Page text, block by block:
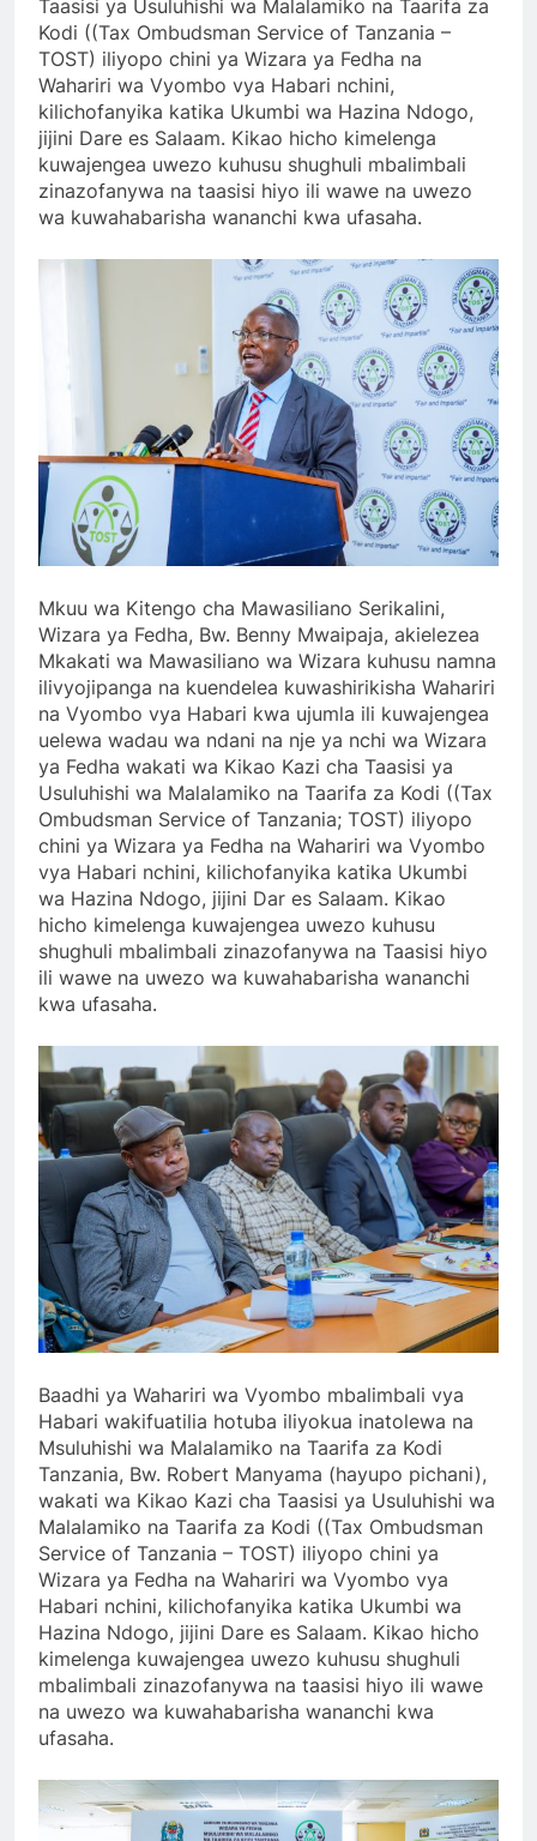
Taasisi ya Usuluhishi wa Malalamiko na Taarifa za
Kodi ((Tax Ombudsman Service of Tanzania –
TOST) iliyopo chini ya Wizara ya Fedha na
Wahariri wa Vyombo vya Habari nchini,
kilichofanyika katika Ukumbi wa Hazina Ndogo,
jijini Dare es Salaam. Kikao hicho kimelenga
kuwajengea uwezo kuhusu shughuli mbalimbali
zinazofanywa na taasisi hiyo ili wawe na uwezo
wa kuwahabarisha wananchi kwa ufasaha.
Mkuu wa Kitengo cha Mawasiliano Serikalini,
Wizara ya Fedha, Bw. Benny Mwaipaja, akielezea
Mkakati wa Mawasiliano wa Wizara kuhusu namna
ilivyojipanga na kuendelea kuwashirikisha Wahariri
na Vyombo vya Habari kwa ujumla ili kuwajengea
uelewa wadau wa ndani na nje ya nchi wa Wizara
ya Fedha wakati wa Kikao Kazi cha Taasisi ya
Usuluhishi wa Malalamiko na Taarifa za Kodi ((Tax
Ombudsman Service of Tanzania; TOST) iliyopo
chini ya Wizara ya Fedha na Wahariri wa Vyombo
vya Habari nchini, kilichofanyika katika Ukumbi
wa Hazina Ndogo, jijini Dar es Salaam. Kikao
hicho kimelenga kuwajengea uwezo kuhusu
shughuli mbalimbali zinazofanywa na Taasisi hiyo
ili wawe na uwezo wa kuwahabarisha wananchi
kwa ufasaha.
Baadhi ya Wahariri wa Vyombo mbalimbali vya
Habari wakifuatilia hotuba iliyokua inatolewa na
Msuluhishi wa Malalamiko na Taarifa za Kodi
Tanzania, Bw. Robert Manyama (hayupo pichani),
wakati wa Kikao Kazi cha Taasisi ya Usuluhishi wa
Malalamiko na Taarifa za Kodi ((Tax Ombudsman
Service of Tanzania – TOST) iliyopo chini ya
Wizara ya Fedha na Wahariri wa Vyombo vya
Habari nchini, kilichofanyika katika Ukumbi wa
Hazina Ndogo, jijini Dare es Salaam. Kikao hicho
kimelenga kuwajengea uwezo kuhusu shughuli
mbalimbali zinazofanywa na taasisi hiyo ili wawe
na uwezo wa kuwahabarisha wananchi kwa
ufasaha.